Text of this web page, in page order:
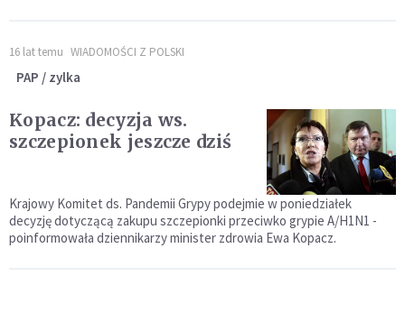
16 lat temu WIADOMOŚCI Z POLSKI
PAP / zylka
Kopacz: decyzja ws.
szczepionek jeszcze dziś
Krajowy Komitet ds. Pandemii Grypy podejmie w poniedziałek
decyzję dotyczącą zakupu szczepionki przeciwko grypie A/H1N1 -
poinformowała dziennikarzy minister zdrowia Ewa Kopacz.